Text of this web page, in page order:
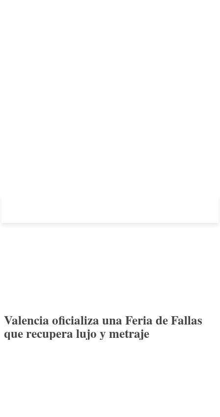
Valencia oficializa una Feria de Fallas
que recupera lujo y metraje